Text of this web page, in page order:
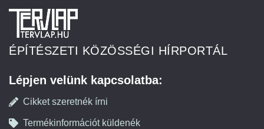
ÉPÍTÉSZETI KÖZÖSSÉGI HÍRPORTÁL
Lépjen velünk kapcsolatba:
Cikket szeretnék írni
Termékinformációt küldenék